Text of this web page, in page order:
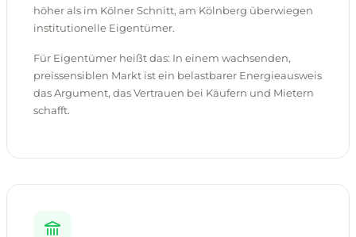
höher als im Kölner Schnitt, am Kölnberg überwiegen
institutionelle Eigentümer.
Für Eigentümer heißt das: In einem wachsenden,
preissensiblen Markt ist ein belastbarer Energieausweis
das Argument, das Vertrauen bei Käufern und Mietern
schafft.